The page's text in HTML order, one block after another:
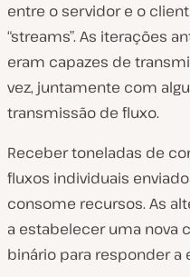
entre o servidor e o
“streams”. As iterações
eram capazes de
vez, juntamente com
transmissão de fluxo.
Receber toneladas de
fluxos individuais
consome recursos. As
a estabelecer uma nova
binário para responder a